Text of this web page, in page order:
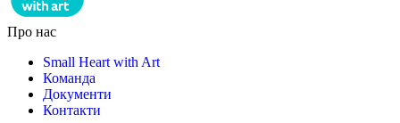
Про нас
Small Heart with Art
Команда
Документи
Контакти